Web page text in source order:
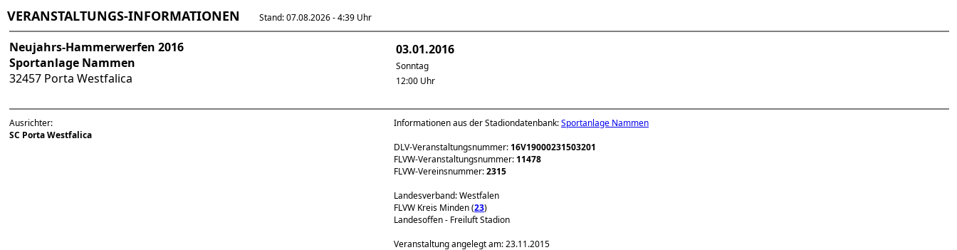
VERANSTALTUNGS-INFORMATIONEN Stand: 07.08.2026 - 4:39 Uhr
Neujahrs-Hammerwerfen 2016
Sportanlage Nammen
32457 Porta Westfalica
03.01.2016
Sonntag
12:00 Uhr
Ausrichter:
SC Porta Westfalica
Informationen aus der Stadiondatenbank:Sportanlage Nammen
DLV-Veranstaltungsnummer:16V19000231503201
FLVW-Veranstaltungsnummer:11478
FLVW-Vereinsnummer:2315
Landesverband: Westfalen
FLVW Kreis Minden (23)
Landesoffen - Freiluft Stadion
Veranstaltung angelegt am: 23.11.2015